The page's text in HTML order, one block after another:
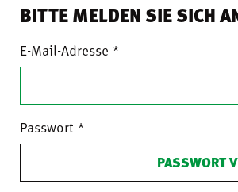
BITTE MELDEN SIE SICH
E-Mail-Adresse
Passwort
PASSWORT